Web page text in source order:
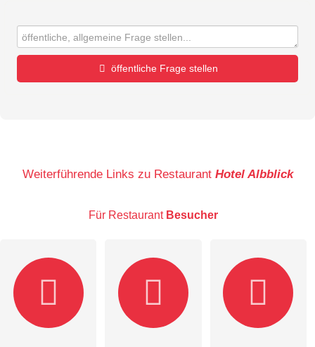
öffentliche Frage stellen
E-Mail-Adresse (wird nicht veröffentlicht)
Weiterführende Links zu Restaurant Hotel Albblick
Für Restaurant Besucher